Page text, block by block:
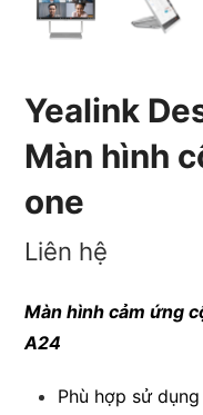
Yealink
Màn hình
one
Liên hệ
Màn hình cảm ứng
A24
Phù hợp sử